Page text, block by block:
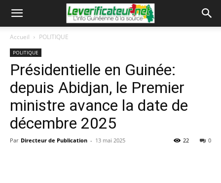
Accueil POLITIQUE
POLITIQUE
Présidentielle en Guinée:
depuis Abidjan, le Premier
ministre avance la date de
décembre 2025
Par Directeur de Publication - 13 mai 2025 0
22